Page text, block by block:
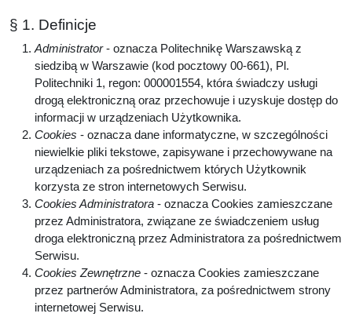
§ 1. Definicje
Administrator- oznacza Politechnikę Warszawską z
siedzibą w Warszawie (kod pocztowy 00-661), Pl.
Politechniki 1, regon: 000001554, która świadczy usługi
drogą elektroniczną oraz przechowuje i uzyskuje dostęp do
informacji w urządzeniach Użytkownika.
Cookies - oznacza dane informatyczne, w szczególności
niewielkie pliki tekstowe, zapisywane i przechowywane na
urządzeniach za pośrednictwem których Użytkownik
korzysta ze stron internetowych Serwisu.
Cookies Administratora - oznacza Cookies zamieszczane
przez Administratora, związane ze świadczeniem usług
droga elektroniczną przez Administratora za pośrednictwem
Serwisu.
Cookies Zewnętrzne - oznacza Cookies zamieszczane
przez partnerów Administratora, za pośrednictwem strony
internetowej Serwisu.